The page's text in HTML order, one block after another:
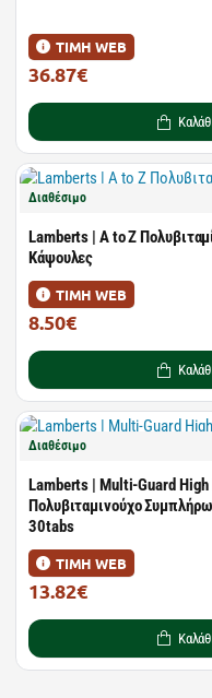
ΤΙΜΗ WEB
36.87€
Διαθέσιμο
Lamberts | A to Z
Kάψουλες
ΤΙΜΗ WEB
8.50€
Διαθέσιμο
Lamberts | Multi-Guard
Πολυβιταμινούχο
30tabs
ΤΙΜΗ WEB
13.82€